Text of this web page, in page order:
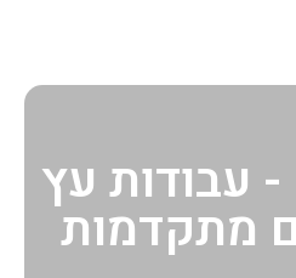
עבודות עץ
מתקדמות